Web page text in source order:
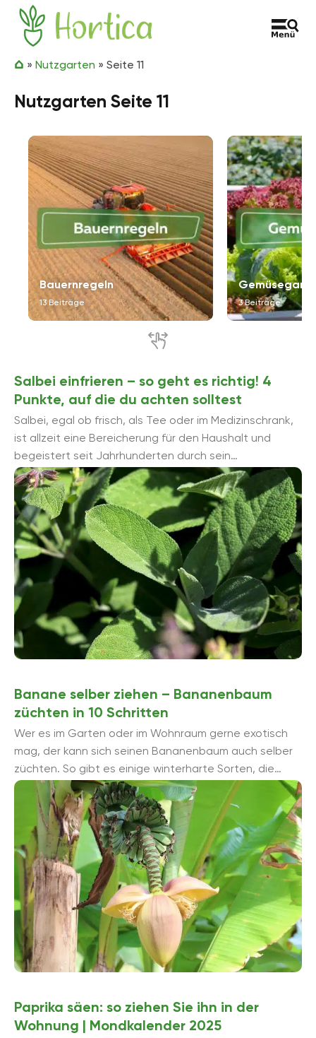
Zum Inhalt springen
Hortica
» Nutzgarten » Seite 11
Nutzgarten Seite 11
Bauernregeln
13 Beiträge 3 Beiträge
Salbei einfrieren – so geht es richtig! 4
Punkte, auf die du achten solltest
Salbei, egal ob frisch, als Tee oder im Medizinschrank,
ist allzeit eine Bereicherung für den Haushalt und
begeistert seit Jahrhunderten durch sein
charakteristisches Aroma. Das Küchenkraut wird über
...
Banane selber ziehen – Bananenbaum
züchten in 10 Schritten
Wer es im Garten oder im Wohnraum gerne exotisch
mag, der kann sich seinen Bananenbaum auch selber
züchten. So gibt es einige winterharte Sorten, die
auch im Garten kultiviert ...
Paprika säen: so ziehen Sie ihn in der
Wohnung | Mondkalender 2025